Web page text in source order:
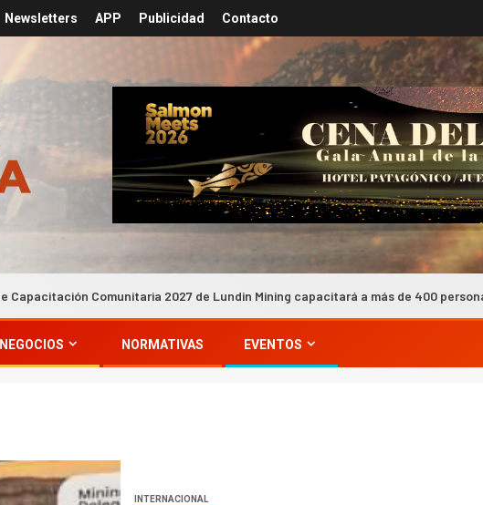
Newsletters APP Publicidad Contacto
2027 de Lundin Mining capacitará a más de 400 personas en Atacama
NEGOCIOS NORMATIVAS EVENTOS
INTERNACIONAL